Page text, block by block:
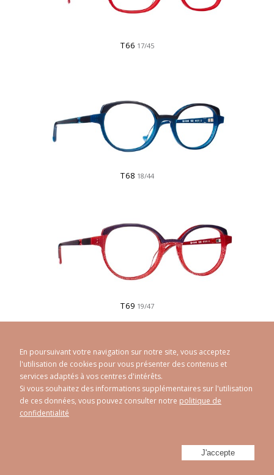
T66 17/45
T68 18/44
T69 19/47
En poursuivant votre navigation sur notre site, vous acceptez
l'utilisation de cookies pour vous présenter des contenus et
services adaptés à vos centres d'intérêts.
Si vous souhaitez des informations supplémentaires sur l'utilisation
de ces données, vous pouvez consulter notre politique de
confidentialité
J'accepte